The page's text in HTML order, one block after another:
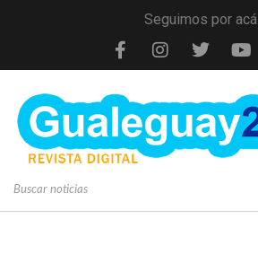
Seguimos por acá